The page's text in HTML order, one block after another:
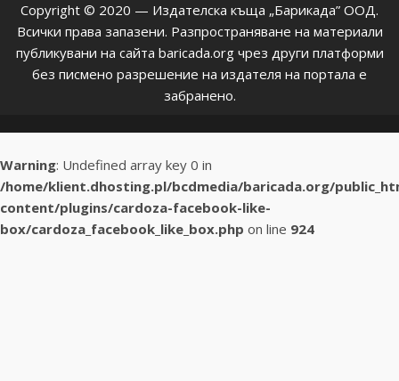
Copyright © 2020 — Издателска къща „Барикада” ООД.
Всички права запазени. Разпространяване на материали
публикувани на сайта baricada.org чрез други платформи
без писмено разрешение на издателя на портала е
забранено.
Warning: Undefined array key 0 in
/home/klient.dhosting.pl/bcdmedia/baricada.org/
content/plugins/cardoza-facebook-like-
box/cardoza_facebook_like_box.php on line 924